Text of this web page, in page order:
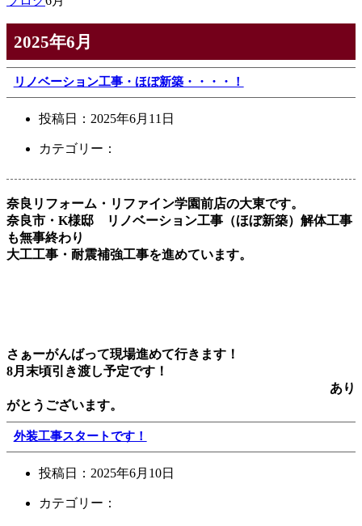
2025年6月
リノベーション工事・ほぼ新築・・・・！
投稿日： 2025年6月11日
カテゴリー：
奈良リフォーム・リファイン学園前店の大東です。
奈良市・K様邸 リノベーション工事（ほぼ新築）解体工事
も無事終わり
大工工事・耐震補強工事を進めています。
さぁーがんばって現場進めて行きます！
8月末頃引き渡し予定です！
あり
がとうございます。
外装工事スタートです！
投稿日： 2025年6月10日
カテゴリー：